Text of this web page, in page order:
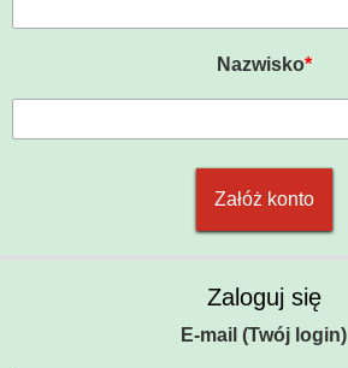
Nazwisko*
Zaloguj się
E-mail (Twój login)